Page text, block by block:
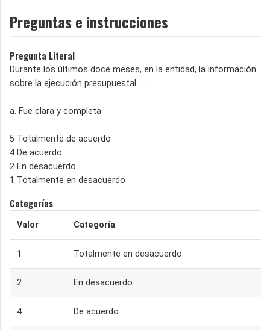
Preguntas e instrucciones
Pregunta Literal
Durante los últimos doce meses, en la entidad, la información
sobre la ejecución presupuestal ...:
a. Fue clara y completa
5 Totalmente de acuerdo
4 De acuerdo
2 En desacuerdo
1 Totalmente en desacuerdo
Categorías
Valor Categoría
1 Totalmente en desacuerdo
2 En desacuerdo
4 De acuerdo